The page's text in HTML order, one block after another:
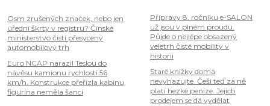
Osm zrušených značek, nebo jen
úřední škrty v registru? Čínské
ministerstvo čistí přesycený
automobilový trh
Euro NCAP narazil Teslou do
návěsu kamionu rychlostí 56
km/h. Konstrukce přeřízla kabinu,
figurína neměla šanci
Přípravy 8. ročníku e-SALON
už jsou v plném proudu.
Půjde o nejlépe obsazený
veletrh čisté mobility v
historii
Staré knížky doma
nevyhazujte. Češi teď za ně
platí hezké peníze. Jejich
prodejem se dá vydělat